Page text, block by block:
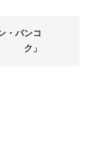
・バンコ
ク」